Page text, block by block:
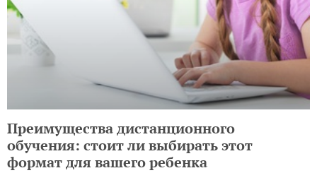
Преимущества дистанционного
обучения: стоит ли выбирать этот
формат для вашего ребенка